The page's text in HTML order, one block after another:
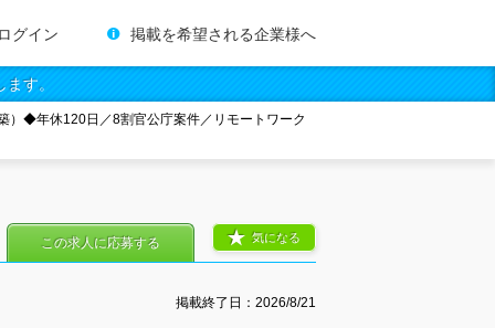
グイン 掲載を希望される企業様へ
す。
）◆年休120日／8割官公庁案件／リモートワーク
掲載終了日： 2026/8/21
気になる
この求人に応募する